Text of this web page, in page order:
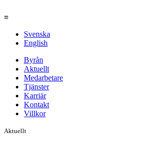
≡
Svenska
English
Byrån
Aktuellt
Medarbetare
Tjänster
Karriär
Kontakt
Villkor
Aktuellt